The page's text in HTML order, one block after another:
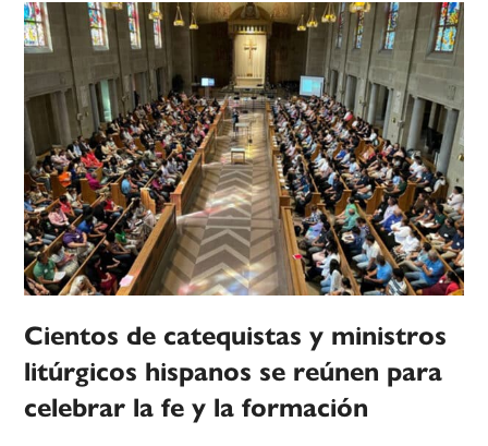
Cientos de catequistas y ministros
litúrgicos hispanos se reúnen para
celebrar la fe y la formación